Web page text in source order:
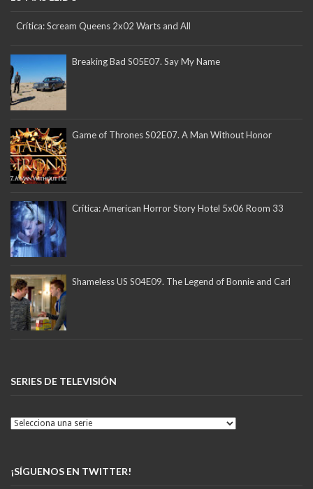
Crítica: Scream Queens 2x02 Warts and All
Breaking Bad S05E07. Say My Name
Game of Thrones S02E07. A Man Without Honor
Crítica: American Horror Story Hotel 5x06 Room 33
Shameless US S04E09. The Legend of Bonnie and Carl
SERIES DE TELEVISIÓN
¡SÍGUENOS EN TWITTER!